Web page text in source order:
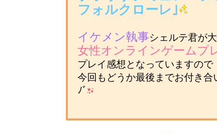
フォルクローレ｣
イケメン執事シェルテ君が
女性オンラインゲームプ
プレイ感想となっていますので
今回もどうか最後までお付き
ﾉﾞ